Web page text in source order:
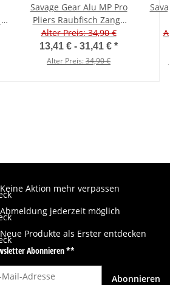
Savage Gear Alu MP Pro
Pliers Raubfisch Zange
Aluminium
Alter Preis: 34,90 €
13,41 € - 31,41 € *
Alter Preis:34,90 €
Aktion mehr verpassen
jederzeit möglich
Produkte als Erster entdecken
Abonnieren **
Adresse
Abonnieren